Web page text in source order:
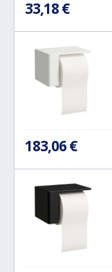
33,18 €
183,06 €